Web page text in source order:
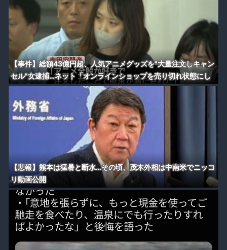
【事件】総額43億円超、人気アニメグッズを"大量注文しキャン
セル"女逮捕…ネット「オンラインショップを売り切れ状態にし
て商品相場を操作してたのでは」
【悲報】熊本は猛暑と断水…その頃、茂木外相は中南米でニッコ
リ動画公開